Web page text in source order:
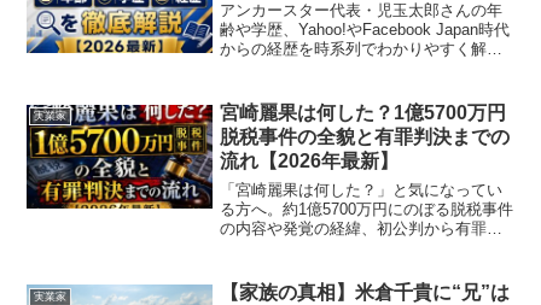
アンカースター代表・児玉太郎さんの年
齢や学歴、Yahoo!やFacebook Japan時代
からの経歴を時系列でわかりやすく解説
実業家
宮崎麗果は何した？1億5700万円
脱税事件の全貌と有罪判決までの
流れ【2026年最新】
「宮崎麗果は何した？」と気になってい
る方へ。約1億5700万円にのぼる脱税事件
の内容や発覚の経緯、初公判から有罪判
実業家
【家族の真相】米倉千貴に“兄”は